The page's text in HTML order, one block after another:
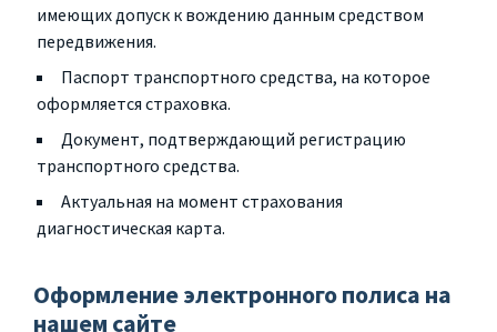
имеющих допуск к вождению данным средством
передвижения.
Паспорт транспортного средства, на которое
оформляется страховка.
Документ, подтверждающий регистрацию
транспортного средства.
Актуальная на момент страхования
диагностическая карта.
Оформление электронного полиса на
нашем сайте